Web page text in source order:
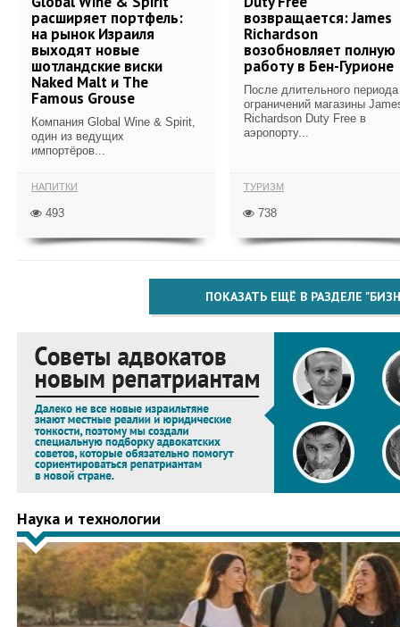
расширяет портфель:
на рынок Израиля
выходят новые
шотландские виски
Naked Malt и The
Famous Grouse
Компания Global Wine & Spirit,
один из ведущих
импортёров...
НАПИТКИ
493
возвращается: James
Richardson
возобновляет полную
работу в Бен-Гурионе
После длительного периода
ограничений магазины
Richardson Duty Free в
аэропорту...
ТУРИЗМ
738
ПОКАЗАТЬ ЕЩЁ В РАЗДЕЛЕ
Наука и технологии